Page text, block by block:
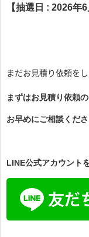
【抽選日 : 2026年6
まだお見積り依頼を
まずはお見積り依頼
お早めにご相談くだ
LINE公式アカウント